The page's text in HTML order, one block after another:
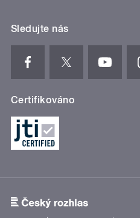
Sledujte nás
Certifikováno